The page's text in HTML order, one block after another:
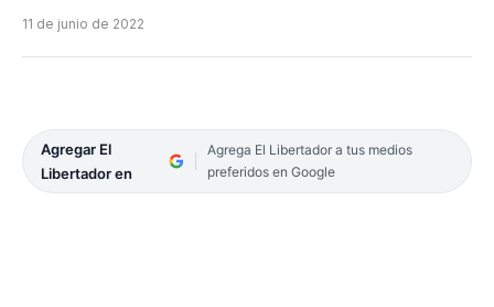
11 de junio de 2022
Agregar El
Libertador en
Agrega El Libertador a tus medios
preferidos en Google